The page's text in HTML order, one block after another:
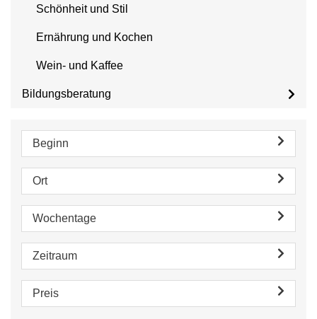
Schönheit und Stil
Ernährung und Kochen
Wein- und Kaffee
Bildungsberatung
Beginn
Ort
Wochentage
Zeitraum
Preis